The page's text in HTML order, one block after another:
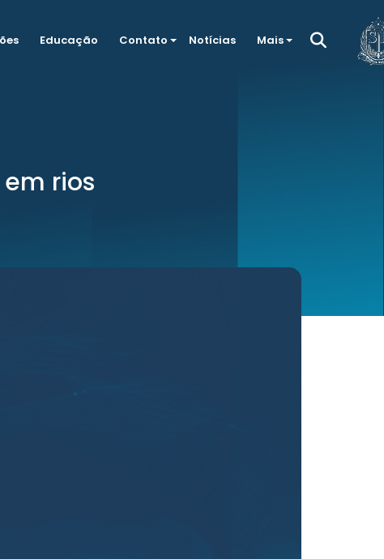
Educação Contato Notícias Mais
rios